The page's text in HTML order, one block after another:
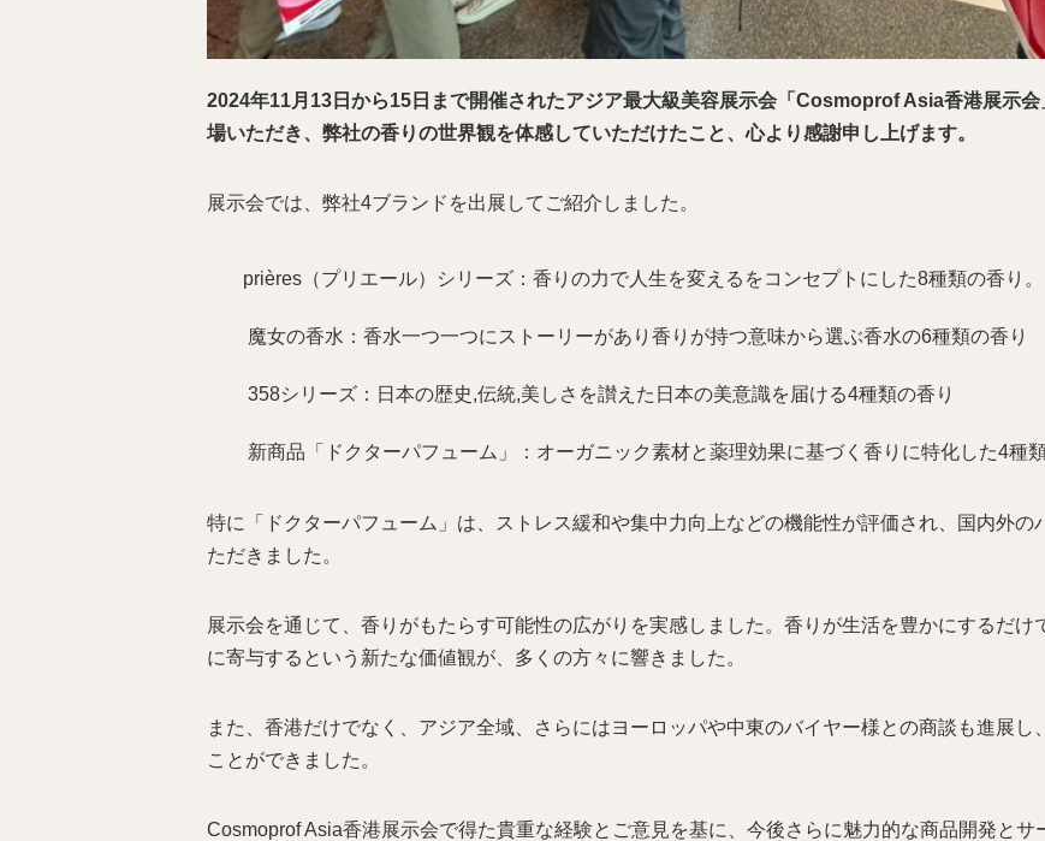
2024年11月13日から15日まで開催されたアジア最大級美容展示会「Cosmoprof Asia香港展示
場いただき、弊社の香りの世界観を体感していただけたこと、心より感謝申し上げます。
展示会では、弊社4ブランドを出展してご紹介しました。
prières（プリエール）シリーズ：香りの力で人生を変えるをコンセプトにした8種類の香り。
魔女の香水：香水一つ一つにストーリーがあり香りが持つ意味から選ぶ香水の6種類の香り
358シリーズ：日本の歴史,伝統,美しさを讃えた日本の美意識を届ける4種類の香り
新商品「ドクターパフューム」：オーガニック素材と薬理効果に基づく香りに特化した4種
特に「ドクターパフューム」は、ストレス緩和や集中力向上などの機能性が評価され、国内外
ただきました。
展示会を通じて、香りがもたらす可能性の広がりを実感しました。香りが生活を豊かにするだ
に寄与するという新たな価値観が、多くの方々に響きました。
また、香港だけでなく、アジア全域、さらにはヨーロッパや中東のバイヤー様との商談も進展
ことができました。
Cosmoprof Asia香港展示会で得た貴重な経験とご意見を基に、今後さらに魅力的な商品開発と